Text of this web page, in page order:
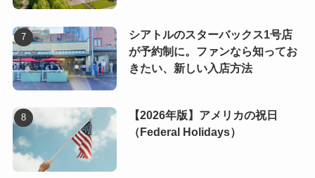
シアトルのスターバックス1号店
が予約制に。ファンなら知ってお
きたい、新しい入店方法
【2026年版】アメリカの祝日
（Federal Holidays）